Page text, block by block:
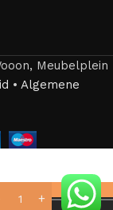
Meubelplein
• Algemene